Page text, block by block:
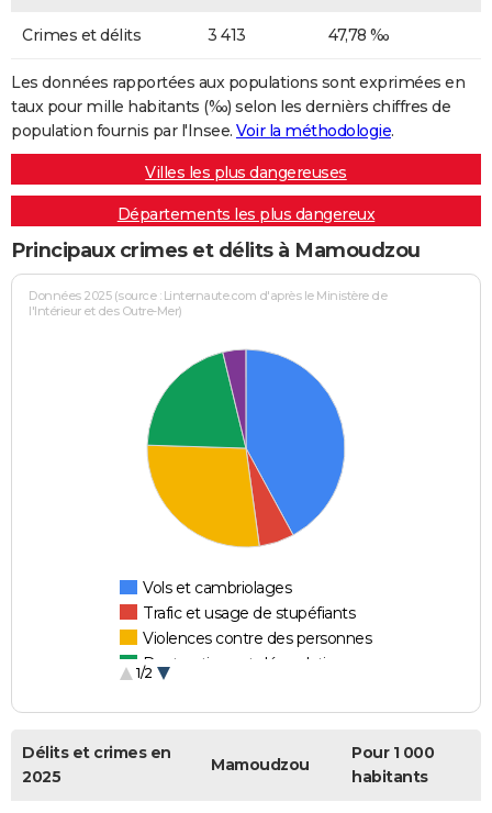
Crimes et délits 3 413 47,78 ‰
Les données rapportées aux populations sont exprimées en
taux pour mille habitants (‰) selon les dernièrs chiffres de
population fournis par l'Insee. Voir la méthodologie.
Villes les plus dangereuses
Départements les plus dangereux
Principaux crimes et délits à Mamoudzou
Données 2025 (source : Linternaute.com d'après le Ministère de
l'Intérieur et des Outre-Mer)
Vols et cambriolages
Trafic et usage de stupéfiants
Violences contre des personnes
Destructions et dégradations
1/2
Délits et crimes en
2025
Mamoudzou
Pour 1 000
habitants